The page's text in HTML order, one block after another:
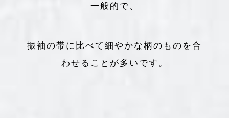
一般的で、
振袖の帯に比べて細やかな柄のものを合
わせることが多いです。